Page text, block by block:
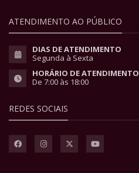
ATENDIMENTO AO PÚBLICO
DIAS DE ATENDIMENTO
Segunda à Sexta
HORÁRIO DE ATENDIMENTO
De 7:00 às 18:00
REDES SOCIAIS